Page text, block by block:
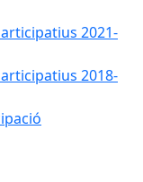
2021-
2018-